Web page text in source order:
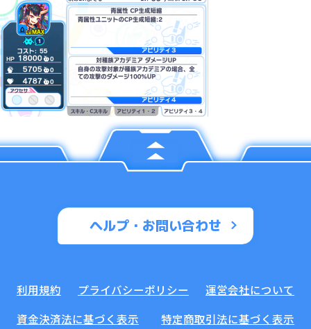
ヘルプ・お問い合わせ
利用規約 プライバシーポリシー
運営会社について
資金決済法に基づく表示
特定商取引法に基づく表示